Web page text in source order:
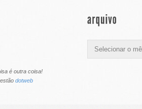
é outra coisa!
dotweb